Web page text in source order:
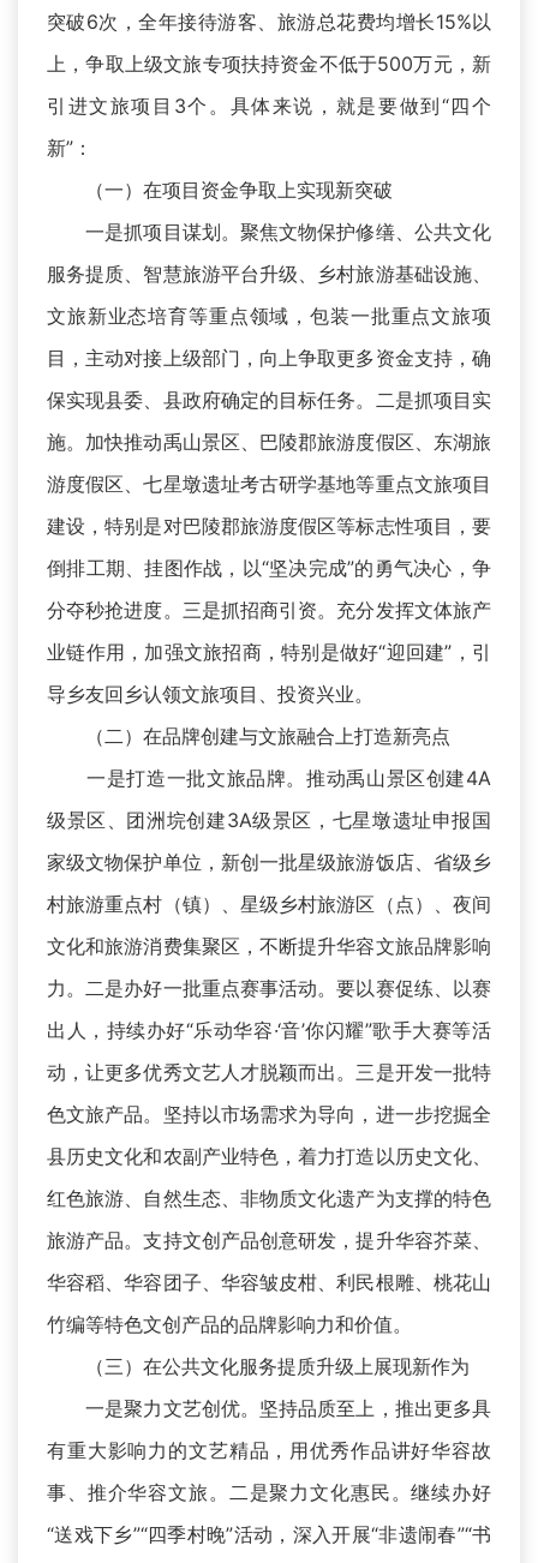
突破6次，全年接待游客、旅游总花费均增长15%以
上，争取上级文旅专项扶持资金不低于500万元，新
引进文旅项目3个。具体来说，就是要做到“四个
新”：
（一）在项目资金争取上实现新突破
一是抓项目谋划。聚焦文物保护修缮、公共文化
服务提质、智慧旅游平台升级、乡村旅游基础设施、
文旅新业态培育等重点领域，包装一批重点文旅项
目，主动对接上级部门，向上争取更多资金支持，确
保实现县委、县政府确定的目标任务。二是抓项目实
施。加快推动禹山景区、巴陵郡旅游度假区、东湖旅
游度假区、七星墩遗址考古研学基地等重点文旅项目
建设，特别是对巴陵郡旅游度假区等标志性项目，要
倒排工期、挂图作战，以“坚决完成”的勇气决心，争
分夺秒抢进度。三是抓招商引资。充分发挥文体旅产
业链作用，加强文旅招商，特别是做好“迎回建”，引
导乡友回乡认领文旅项目、投资兴业。
（二）在品牌创建与文旅融合上打造新亮点
一是打造一批文旅品牌。推动禹山景区创建4A
级景区、团洲垸创建3A级景区，七星墩遗址申报国
家级文物保护单位，新创一批星级旅游饭店、省级乡
村旅游重点村（镇）、星级乡村旅游区（点）、夜间
文化和旅游消费集聚区，不断提升华容文旅品牌影响
力。二是办好一批重点赛事活动。要以赛促练、以赛
出人，持续办好“乐动华容·‘音’你闪耀”歌手大赛等活
动，让更多优秀文艺人才脱颖而出。三是开发一批特
色文旅产品。坚持以市场需求为导向，进一步挖掘全
县历史文化和农副产业特色，着力打造以历史文化、
红色旅游、自然生态、非物质文化遗产为支撑的特色
旅游产品。支持文创产品创意研发，提升华容芥菜、
华容稻、华容团子、华容皱皮柑、利民根雕、桃花山
竹编等特色文创产品的品牌影响力和价值。
（三）在公共文化服务提质升级上展现新作为
一是聚力文艺创优。坚持品质至上，推出更多具
有重大影响力的文艺精品，用优秀作品讲好华容故
事、推介华容文旅。二是聚力文化惠民。继续办好
“送戏下乡”“四季村晚”活动，深入开展“非遗闹春”“书